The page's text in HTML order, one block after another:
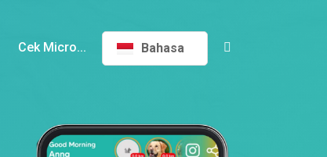
Cek Micro... Bahasa